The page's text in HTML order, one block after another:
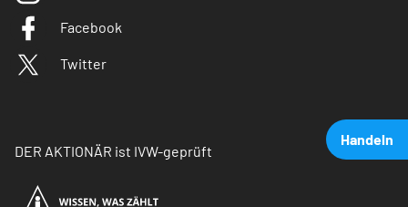
Handeln
Facebook
Twitter
DER AKTIONÄR ist IVW-geprüft